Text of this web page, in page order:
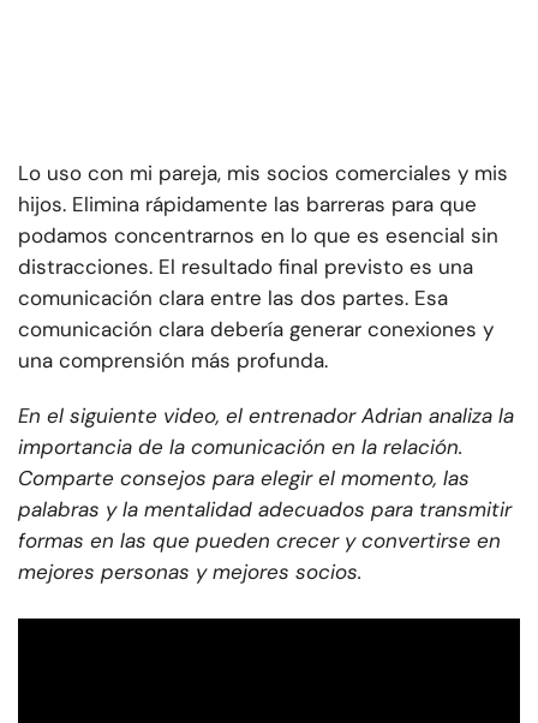
Lo uso con mi pareja, mis socios comerciales y mis
hijos. Elimina rápidamente las barreras para que
podamos concentrarnos en lo que es esencial sin
distracciones. El resultado final previsto es una
comunicación clara entre las dos partes. Esa
comunicación clara debería generar conexiones y
una comprensión más profunda.
En el siguiente video, el entrenador Adrian analiza la
importancia de la comunicación en la relación.
Comparte consejos para elegir el momento, las
palabras y la mentalidad adecuados para transmitir
formas en las que pueden crecer y convertirse en
mejores personas y mejores socios.